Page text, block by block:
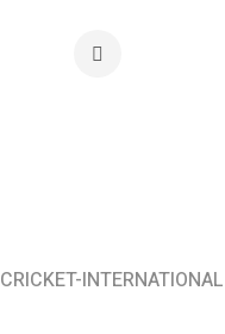
CRICKET-INTERNATIONAL